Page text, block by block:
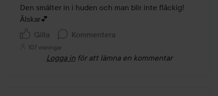
av
5
Den smälter in i huden och man blir inte fläckig!
Älskar💕
Gilla
Kommentera
107 visningar
Logga in för att lämna en kommentar